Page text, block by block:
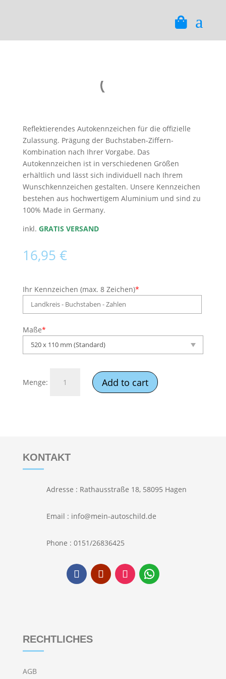
a
Reflektierendes Autokennzeichen für die offizielle
Zulassung. Prägung der Buchstaben-Ziffern-
Kombination nach Ihrer Vorgabe. Das
Autokennzeichen ist in verschiedenen Größen
erhältlich und lässt sich individuell nach Ihrem
Wunschkennzeichen gestalten. Unsere Kennzeichen
bestehen aus hochwertigem Aluminium und sind zu
100% Made in Germany.
inkl. GRATIS VERSAND
16,95 €
Ihr Kennzeichen (max. 8 Zeichen)*
Maße*
Autokennzeichen
quantity
Add to cart
KONTAKT
Adresse : Rathausstraße 18, 58095 Hagen
Email : info@mein-autoschild.de
Phone : 0151/26836425
RECHTLICHES
AGB